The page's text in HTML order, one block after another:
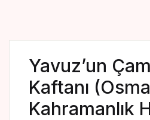
İnsan ve Hayat Dergisi
Çamlıca Çocuk Dergisi
Yavuz’un
Kaftanı
Kahramanlık